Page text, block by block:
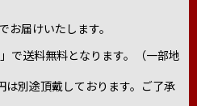
届けいたします。
で送料無料となります。（一部地
別途頂戴しております。ご了承